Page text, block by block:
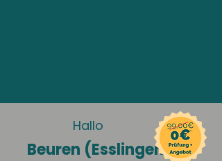
Hallo
Beuren (Esslingen)